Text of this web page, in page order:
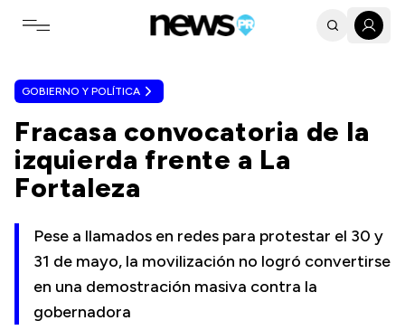
Toggle navigation menu
GOBIERNO Y POLÍTICA
Fracasa convocatoria de la
izquierda frente a La
Fortaleza
Pese a llamados en redes para protestar el 30 y
31 de mayo, la movilización no logró convertirse
en una demostración masiva contra la
gobernadora